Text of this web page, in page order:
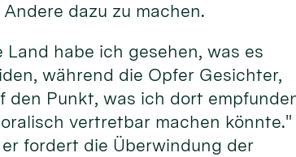
dazu zu machen.
habe ich gesehen, was es
während die Opfer Gesichter,
den Punkt, was ich dort
vertretbar machen könnte."
fordert die Überwindung der